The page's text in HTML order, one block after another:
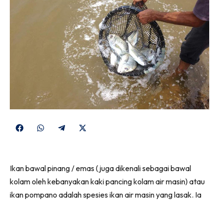
Share
Share
Share
(Twitter)
Ikan bawal pinang / emas (juga dikenali sebagai bawal
kolam oleh kebanyakan kaki pancing kolam air masin) atau
ikan pompano adalah spesies ikan air masin yang lasak. Ia